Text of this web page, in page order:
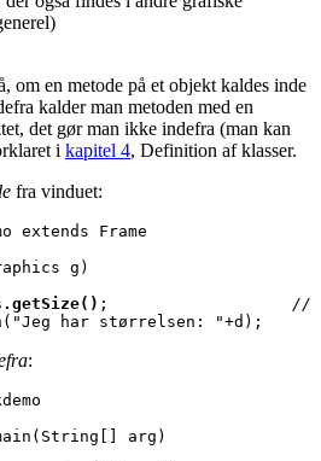
om en metode på et objekt kaldes inde
kalder man metoden med en
det gør man ikke indefra (man kan
i kapitel 4, Definition af klasser.
fra vinduet:
extends Frame
g)
; //
har størrelsen: "+d);
:
arg)